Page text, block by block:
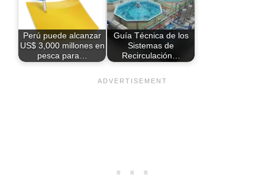
Perú puede alcanzar
US$ 3,000 millones en
pesca para…
Guía Técnica de los
Sistemas de
Recirculación…